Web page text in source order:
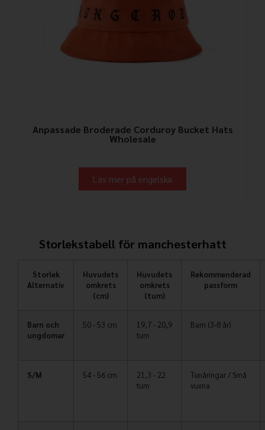
Anpassade Broderade Corduroy Bucket Hats
Wholesale
Läs mer på engelska
Storlekstabell för manchesterhatt
Storlek
Alternativ
Huvudets
omkrets
(cm)
Huvudets
omkrets
(tum)
Rekommenderad
passform
Barn och
ungdomar
50 - 53 cm
19,7 - 20,9
tum
Barn (3-8 år)
S/M 54 - 56 cm
21,3 - 22
tum
Tonåringar / Små
vuxna